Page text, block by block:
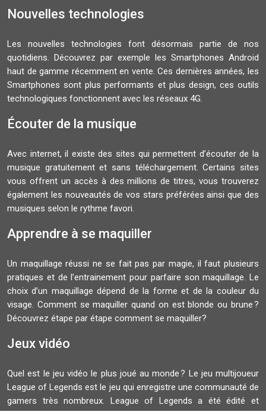
Nouvelles technologies
Les nouvelles technologies font désormais partie de nos
quotidiens. Découvrez par exemple les Smartphones Android
haut de gamme récemment en vente. Ces dernières années, les
Smartphones sont plus performants et plus design, ces outils
technologiques fonctionnent avec les réseaux 4G.
Écouter de la musique
Avec internet, il existe des sites qui permettent d’écouter de la
musique gratuitement et sans téléchargement. Certains sites
vous offrent un accès à des millions de titres, vous trouverez
également les nouveautés de vos stars préférées ainsi que des
musiques selon le rythme favori.
Apprendre à se maquiller
Un maquillage réussi ne se fait pas par magie, il faut plusieurs
pratiques et de l’entrainement pour parfaire son maquillage. Le
choix d’un maquillage dépend de la forme et de la couleur du
visage. Comment se maquiller quand on est blonde ou brune ?
Découvrez étape par étape comment se maquiller?
Jeux vidéo
Quel est le jeu vidéo le plus joué au monde ? Le jeu multijoueur
League of Legends est le jeu qui enregistre une communauté de
gamers très nombreux. League of Legends a été édité et
développé par Riot Games. La finale du Championnat du monde